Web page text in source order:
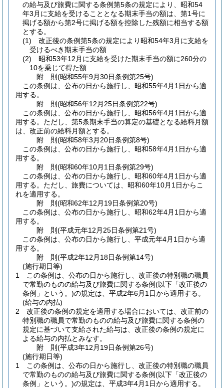
の給与及び旅費に関する条例第5条の規定により、昭和54
年3月に支給を受けることとなる期末手当の額は、第1号に
掲げる額から第2号に掲げる額を控除した残額に相当する額
とする。
(1)
改正後の条例第5条の規定により昭和54年3月に支給を
受けるべき期末手当の額
(2)
昭和53年12月に支給を受けた期末手当の額に260分の
10を乗じて得た額
附 則(昭和55年9月30日条例第25号)
この条例は、公布の日から施行し、昭和55年4月1日から適
用する。
附 則(昭和56年12月25日条例第22号)
この条例は、公布の日から施行し、昭和56年4月1日から適
用する。 ただし、第5条期末手当の算定の基礎となる給料月額
は、改正前の給料月額とする。
附 則(昭和58年3月20日条例第8号)
この条例は、公布の日から施行し、昭和58年4月1日から適
用する。
附 則(昭和60年10月1日条例第29号)
この条例は、公布の日から施行し、昭和60年4月1日から適
用する。 ただし、旅費については、昭和60年10月1日からこ
れを適用する。
附 則(昭和62年12月19日条例第20号)
この条例は、公布の日から施行し、昭和62年4月1日から適
用する。
附 則(平成元年12月25日条例第21号)
この条例は、公布の日から施行し、平成元年4月1日から適
用する。
附 則(平成2年12月18日条例第14号)
(施行期日等)
1
この条例は、公布の日から施行し、改正後の特別職の職員
で常勤のものの給与及び旅費に関する条例(以下「改正後の
条例」という。)の規定は、平成2年6月1日から適用する。
(給与の内払)
2
改正後の条例の規定を適用する場合においては、改正前の
特別職の職員で常勤のものの給与及び旅費に関する条例の
規定に基づいて支給された給与は、改正後の条例の規定に
よる給与の内払とみなす。
附 則(平成3年12月19日条例第26号)
(施行期日等)
1
この条例は、公布の日から施行し、改正後の特別職の職員
で常勤のものの給与及び旅費に関する条例(以下「改正後の
条例」という。)の規定は、平成3年4月1日から適用する。